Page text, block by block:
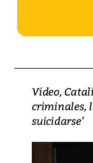
Video,
criminales,
suicidarse’